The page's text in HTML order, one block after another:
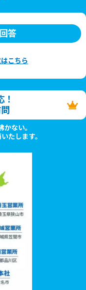
答
こちら
ない。
たします。